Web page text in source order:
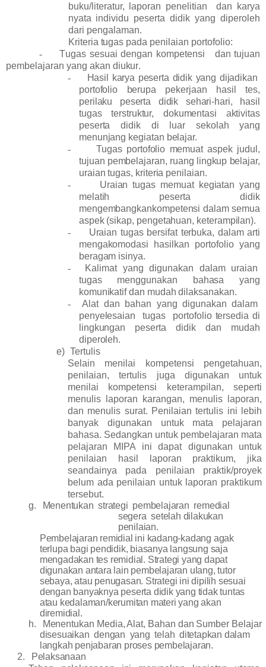
buku/literatur, laporan penelitian dan karya
nyata individu peserta didik yang diperoleh
dari pengalaman.
Kriteria tugas pada peni laian portofol io:
-
Tugas sesuai dengan kompetensi dantujuan
pembel ajaran yang akan diukur.
-
Hasil karya peserta didik yang dijadikan
portofolio berupa pekerjaan hasil tes,
perilaku peserta didik sehari-hari, hasil
tugas terstruktur, dokumentasi aktivitas
peserta didik di luar sekolah yang
menunjang kegiatan belajar.
-
Tugas portofolio memuat aspek judul,
tujuan pembelajaran, ruang lingkup belajar,
uraian tugas, kriteria penilaian.
-
Uraian tugas memuat kegiatan yang
melatih peserta didik
mengembangkankompetensi dalam semua
aspek (sikap, pengetahuan, keterampilan).
-
Uraian tugas bersifat terbuka, dalam arti
mengakomodasi hasilkan portofolio yang
beragam isinya.
-
Kalimat yang digunakan dalam uraian
tugas menggunakan bahasa yang
komunikatif dan mudah dilaksanakan.
-
Alat dan bahan yang digunakan dalam
penyelesaian tugas portofolio tersedia di
lingkungan peserta didik dan mudah
diperoleh.
e) Tertulis
Selain menilai kompetensi pengetahuan,
penilaian, tertulis juga digunakan untuk
menilai kompetensi keterampilan, seperti
menulis laporan karangan, menulis laporan,
dan menulis surat. Penilaian tertulis ini lebih
banyak digunakan untuk mata pelajaran
bahasa. Sedangkan untuk pembelajaran mata
pelajaran MIPA ini dapat digunakan untuk
penilaian hasil laporan praktikum, jika
seandainya pada penilaian praktik/proyek
belum ada penilaian untuk laporan praktikum
tersebut.
g.
Menentukan strategi pembelajaran remedial
segera setelah dilakukan
penilaian.
Pembelajaran remidial ini kadang-kadang agak
terlupa bagi pendidik, biasanya langsung saja
mengadakan tes remidial. Strategi yang dapat
digunakan antara lain pembelajaran ulang, tutor
sebaya, atau penugasan. Strategi ini dipilih sesuai
dengan banyaknya peserta didik yang tidak tuntas
atau kedalaman/kerumitan materi yang akan
diremidial.
h.
Menentukan Media, Alat, Bahan dan Sumber Belajar
disesuaikan dengan yang telah ditetapkan dalam
langkah penjabaran proses pembelajaran.
2.
Pelaksanaan